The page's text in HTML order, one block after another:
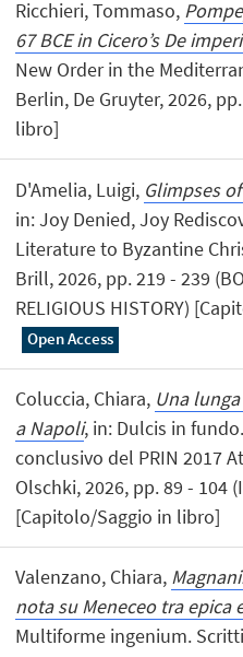
Ricchieri, Tommaso,
67 BCE in Cicero’s De
New Order in the
Berlin, De Gruyter, 2026,
libro]
D'Amelia, Luigi, Glimpses
in: Joy Denied, Joy
Literature to Byzantine
Brill, 2026, pp. 219 - 239
RELIGIOUS HISTORY)
Open Access
Coluccia, Chiara, Una
a Napoli, in: Dulcis in
conclusivo del PRIN 2017
Olschki, 2026, pp. 89 - 104
[Capitolo/Saggio in libro]
Valenzano, Chiara,
nota su Meneceo tra epica
Multiforme ingenium.